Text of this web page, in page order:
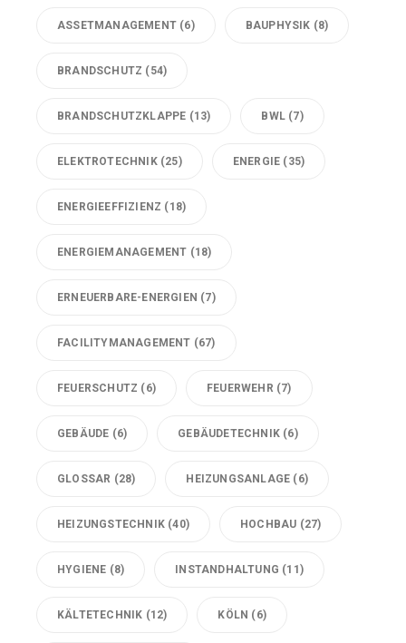
ASSETMANAGEMENT (6) BAUPHYSIK (8)
BRANDSCHUTZ (54)
BRANDSCHUTZKLAPPE (13) BWL (7)
ELEKTROTECHNIK(25) ENERGIE (35)
ENERGIEEFFIZIENZ (18)
ENERGIEMANAGEMENT (18)
ERNEUERBARE-ENERGIEN (7)
FACILITYMANAGEMENT (67)
FEUERSCHUTZ (6) FEUERWEHR (7)
GEBÄUDE (6) GEBÄUDETECHNIK (6)
GLOSSAR (28) HEIZUNGSANLAGE (6)
HEIZUNGSTECHNIK (40) HOCHBAU (27)
HYGIENE (8) INSTANDHALTUNG (11)
KÄLTETECHNIK (12) KÖLN (6)